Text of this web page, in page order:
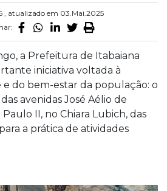
, atualizado em 03.Mai.2025
a Prefeitura de Itabaiana
iniciativa voltada à
do bem-estar da população: o
avenidas José Aélio de
II, no Chiara Lubich, das
a prática de atividades